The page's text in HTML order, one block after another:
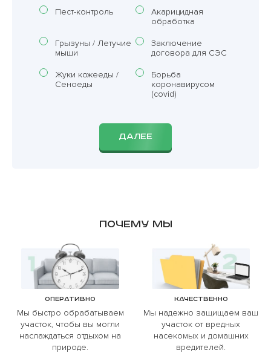
Пест-контроль
Акарицидная
обработка
Грызуны / Летучие
мыши
Заключение
договора для СЭС
Жуки кожееды /
Сеноеды
Борьба
коронавирусом
(covid)
ДАЛЕЕ
Почему мы
Оперативно
Мы быстро обрабатываем
участок, чтобы вы могли
наслаждаться отдыхом на
природе.
Качественно
Мы надежно защищаем ваш
участок от вредных
насекомых и домашних
вредителей.